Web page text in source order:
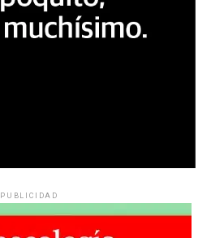
PUBLICIDAD